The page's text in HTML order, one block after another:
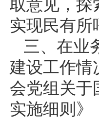
取意见，探
实现民有所
三、在业
建设工作情
会党组关于
实施细则》